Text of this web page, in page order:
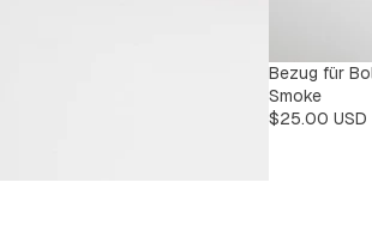
Bezug für
Smoke
$25.00 USD